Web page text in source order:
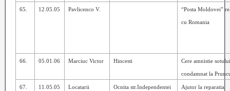
65. 12.05.05 Pavlicenco V. “Posta Moldovei”
cu Romania
66. 05.01.06 Marciuc Victor Hincesti Cere amnistie
condamnat la
67. 11.05.05 Locatarii Ocnita str.Independentei Ajutor la reparatia